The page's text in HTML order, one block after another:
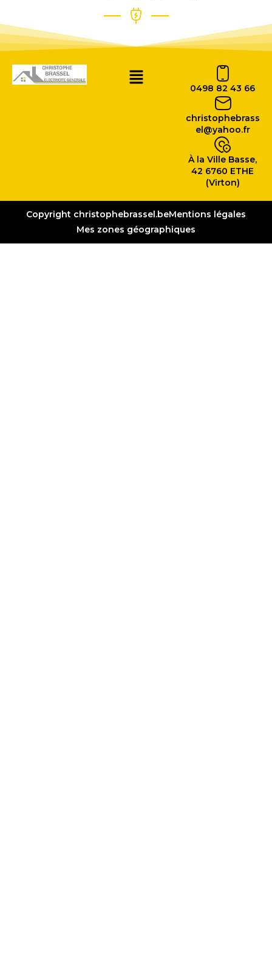
0498 82 43 66
christophebrass
el@yahoo.fr
À la Ville Basse,
42 6760 ETHE
(Virton)
Copyright christophebrassel.beMentions légales
Mes zones géographiques